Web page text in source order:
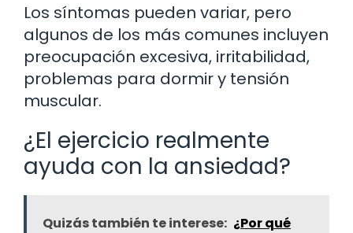
Los síntomas pueden variar, pero
algunos de los más comunes incluyen
preocupación excesiva, irritabilidad,
problemas para dormir y tensión
muscular.
¿El ejercicio realmente
ayuda con la ansiedad?
Quizás también te interese: ¿Por qué